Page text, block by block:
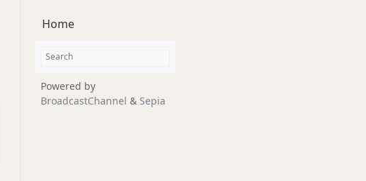
Home
Powered by
BroadcastChannel & Sepia